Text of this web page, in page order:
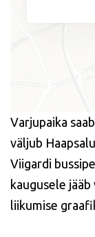
Varjupaika
väljub
Viigardi
kaugusele
liikumise